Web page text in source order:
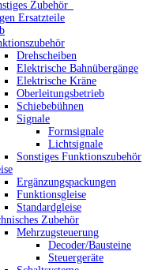
Zubehör_
Ersatzteile
Drehscheiben
Elektrische Bahnübergänge
Elektrische Kräne
Oberleitungsbetrieb
Schiebebühnen
Signale
Formsignale
Lichtsignale
Sonstiges Funktionszubehör
Ergänzungspackungen
Funktionsgleise
Standardgleise
Zubehör
Mehrzugsteuerung
Decoder/Bausteine
Steuergeräte